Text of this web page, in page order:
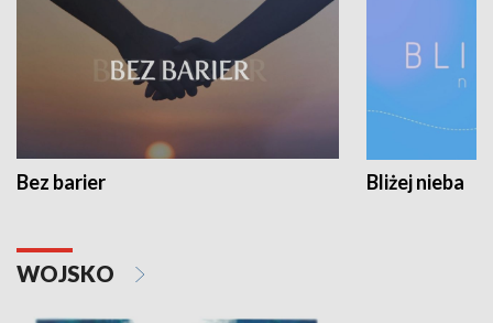
Bez barier Bliżej nieba
WOJSKO